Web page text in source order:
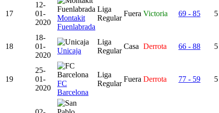
17
12-
01-
2020
Montakit
Fuenlabrada
Liga
Regular
Fuera Victoria 69 - 85
18
18-
01-
2020
Unicaja
Liga
Regular
Casa Derrota 66 - 88
19
25-
01-
2020
FC
Barcelona
Liga
Regular
Fuera Derrota 77 - 59